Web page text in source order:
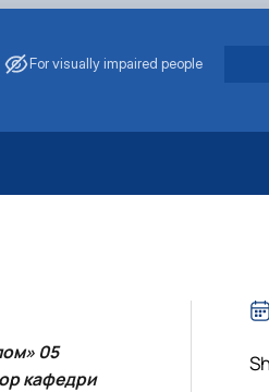
For visually impaired people
Saving
of Eco-Safe and Organic Products
05
кафедри